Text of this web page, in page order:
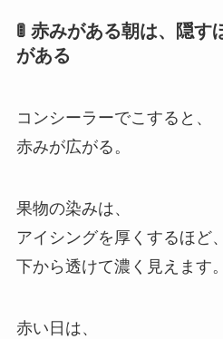
🚦 赤みがある朝は、隠す
がある
コンシーラーでこすると、
赤みが広がる。
果物の染みは、
アイシングを厚くするほど、
下から透けて濃く見えます。
赤い日は、